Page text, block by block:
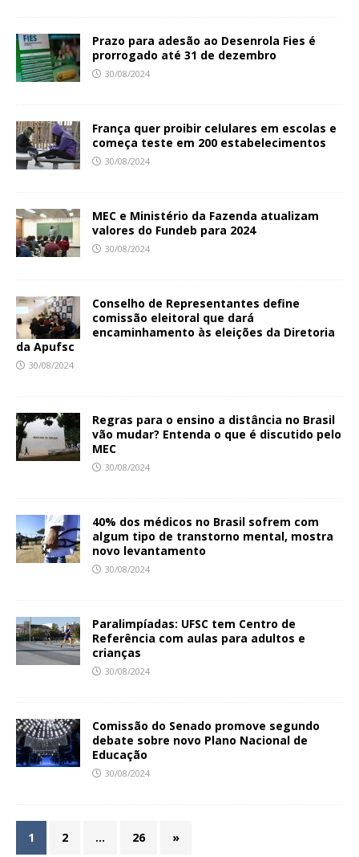
Prazo para adesão ao Desenrola Fies é
prorrogado até 31 de dezembro
30/08/2024
França quer proibir celulares em escolas e
começa teste em 200 estabelecimentos
30/08/2024
MEC e Ministério da Fazenda atualizam
valores do Fundeb para 2024
30/08/2024
Conselho de Representantes define
comissão eleitoral que dará
encaminhamento às eleições da Diretoria
da Apufsc
30/08/2024
Regras para o ensino a distância no Brasil
vão mudar? Entenda o que é discutido pelo
MEC
30/08/2024
40% dos médicos no Brasil sofrem com
algum tipo de transtorno mental, mostra
novo levantamento
30/08/2024
Paralimpíadas: UFSC tem Centro de
Referência com aulas para adultos e
crianças
30/08/2024
Comissão do Senado promove segundo
debate sobre novo Plano Nacional de
Educação
30/08/2024
1 2 … 26 »